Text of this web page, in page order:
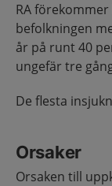
RA
befolkningen
år på runt 40
ungefär tre
De flesta
Orsaker
Orsaken till